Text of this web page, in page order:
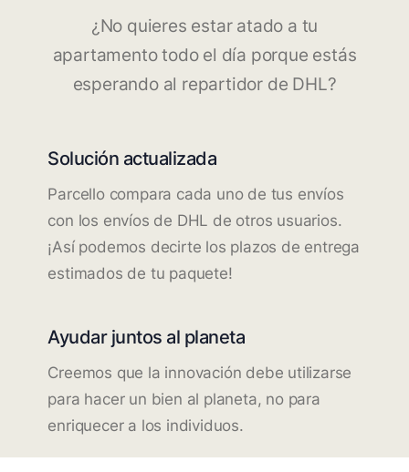
¿No quieres estar atado a tu
apartamento todo el día porque estás
esperando al repartidor de DHL?
Solución actualizada
Parcello compara cada uno de tus envíos
con los envíos de DHL de otros usuarios.
¡Así podemos decirte los plazos de entrega
estimados de tu paquete!
Ayudar juntos al planeta
Creemos que la innovación debe utilizarse
para hacer un bien al planeta, no para
enriquecer a los individuos.